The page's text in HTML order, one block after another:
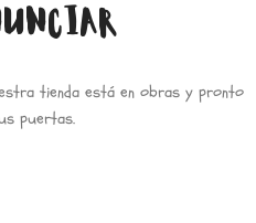
tienda está en obras y pronto
puertas.